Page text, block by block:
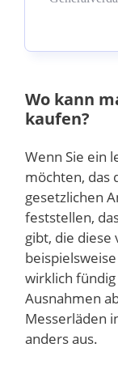
Wo kann
kaufen?
Wenn Sie ein
möchten, das
gesetzlichen
feststellen,
gibt, die
wirklich
Ausnahmen
Messerläden
anders aus.